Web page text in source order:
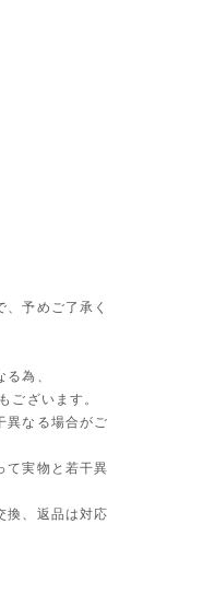
予めご了承く
為、
ございます。
異なる場合がご
て実物と若干異
換、返品は対応